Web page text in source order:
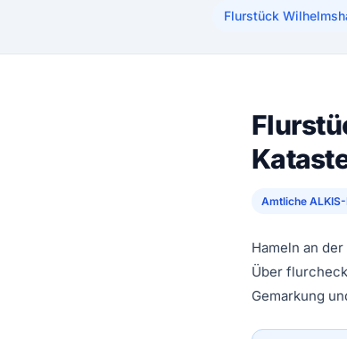
Flurstück
Amtliche
Hameln an
Über
Gemarkung